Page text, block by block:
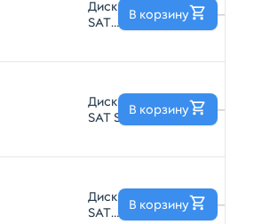
Диск тормозной
SAT
—
В корзину
Диск тормозной
SAT STMR699285
—
В корзину
Диск тормозной
SAT
—
В корзину